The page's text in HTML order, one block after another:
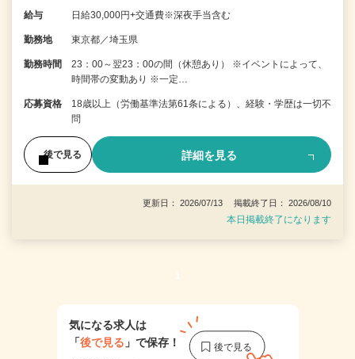
給与 日給30,000円+交通費※深夜手当含む
勤務地 東京都／埼玉県
勤務時間
23：00～翌23：00の間（休憩あり） ※イベントによって、
時間帯の変動あり ※一定…
応募資格
18歳以上（労働基準法第61条による）、経験・学歴は一切不
問
後で見る 詳細を見る
更新日： 2026/07/13 掲載終了日： 2026/08/10
本日掲載終了になります
1
気になる求人は
「後で見る 」で保存！